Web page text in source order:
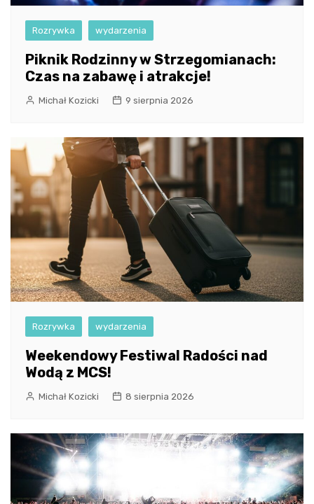
Rozrywka wydarzenia
Piknik Rodzinny w Strzegomianach:
Czas na zabawę i atrakcje!
Michał Kozicki 9 sierpnia 2026
Rozrywka wydarzenia
Weekendowy Festiwal Radości nad
Wodą z MCS!
Michał Kozicki 8 sierpnia 2026